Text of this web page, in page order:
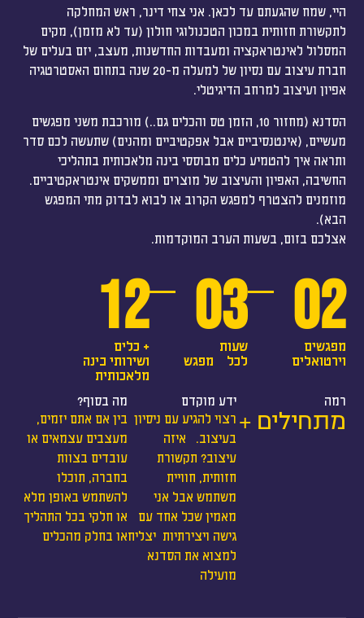
היי, שמח שהגעתם עד לכאן. אני צחי דינר, ראש המחלקה
לתקשורת חזותית במכון הטכנולוגי חולון (עד לא מזמן), מקים
המסלול לאינטראקציה ומעבדות החדשנות, מעצב, יזם בעלים של
חברת עיצוב עם נסיון של למעלה מ-20 שנה בתחום האסטרטגיה
אפיון ועיצוב למרחב הדיגיטלי.
הסדנא (מחזור 10, הזמן טס והכלים גם..) מורכבת משני מפגשים
מעשיים, (אינטנסיביים אבל אפקטיביים ומהנים) שתעשה לכם סדר
ותראה איך להטמיע כלים מבוססי בינה מלאכותית בתהליכי
החשיבה, האפיון והעיצוב של מוצרים וממשקים אינטראקטיביים.
מוזמנים להצטרף למפגש הקרוב או לבוא לבדוק מתי המפגש
הבא).
אצלכם בזום, בשעות הערב המוקדמות.
02
מפגשים
וירטואלים
03
שעות
לכל מפגש
12
+ כלים
ושירותי בינה
מלאכותית
רמה
מתחילים +
ידע מוקדם
רצוי להגיע עם ניסיון
בעיצוב. איזה
עיצוב? תקשורת
חזותית, חוויית
משתמש אבל אני
מאמין שכל אחד עם
גישה ויצירתיות יצליח
למצוא את הסדנא
מועילה
מה בסוף?
בין אם אתם יזמים,
מעצבים עצמאים או
עובדים בצוות
בחברה, תוכלו
להשתמש באופן מלא
או חלקי בכל התהליך
או בחלק מהכלים